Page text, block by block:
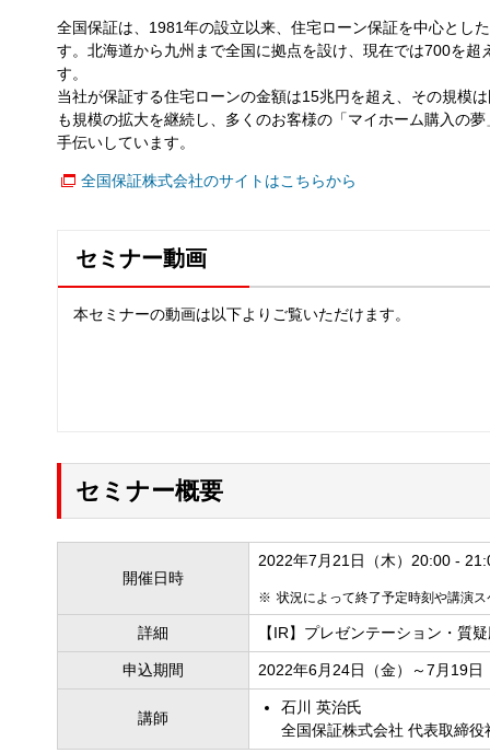
全国保証は、1981年の設立以来、住宅ローン保証を中心とし
す。北海道から九州まで全国に拠点を設け、現在では700を超
す。
当社が保証する住宅ローンの金額は15兆円を超え、その規模
も規模の拡大を継続し、多くのお客様の「マイホーム購入の
手伝いしています。
全国保証株式会社のサイトはこちらから
セミナー動画
本セミナーの動画は以下よりご覧いただけます。
セミナー概要
開催日時
2022年7月21日（木）20:00 -
状況によって終了予定時刻や講演
詳細 【IR】プレゼンテーション・質
申込期間 2022年6月24日（金）～7月19日
講師
石川 英治氏
全国保証株式会社 代表取締役